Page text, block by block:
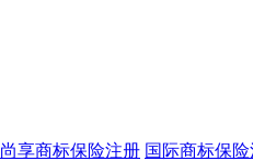
尚享商标保险注册 国际商标保